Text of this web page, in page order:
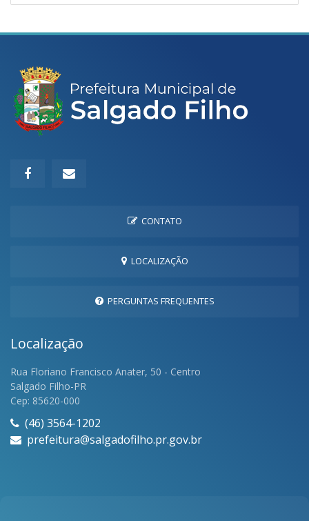
CONTATO
LOCALIZAÇÃO
PERGUNTAS FREQUENTES
Localização
Rua Floriano Francisco Anater, 50 - Centro
Salgado Filho-PR
Cep: 85620-000
(46) 3564-1202
prefeitura@salgadofilho.pr.gov.br